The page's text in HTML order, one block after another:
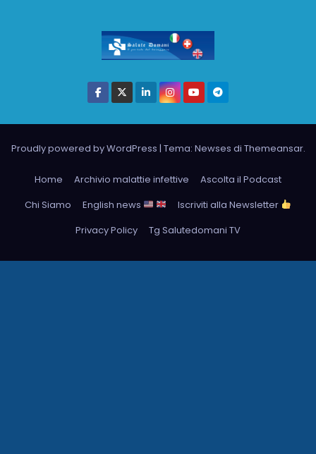
Proudly powered by WordPress | Tema: Newses di Themeansar.
Home Archivio malattie infettive
Ascolta il Podcast
Chi Siamo
English news
Iscriviti alla Newsletter
Privacy Policy
Tg Salutedomani TV